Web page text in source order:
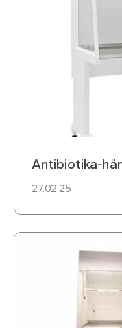
Antibiotika-
27.02.25